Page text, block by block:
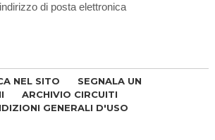
di posta elettronica
NEL SITO
SEGNALA UN
ARCHIVIO CIRCUITI
GENERALI D'USO